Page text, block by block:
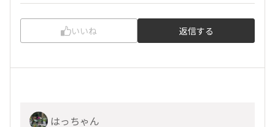
いいね 返信する
はっちゃん